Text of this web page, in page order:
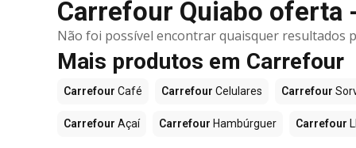
Carrefour Quiabo oferta
Não foi possível encontrar quaisquer resultados
Mais produtos em Carrefour
Carrefour Café Carrefour Celulares Carrefour
Carrefour Açaí Carrefour Hambúrguer Carrefour